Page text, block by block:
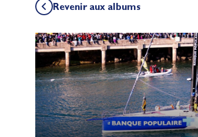
Revenir aux albums